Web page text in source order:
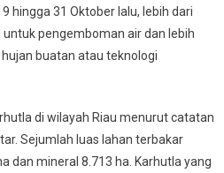
hingga 31 Oktober lalu, lebih dari
pengemboman air dan lebih
buatan atau teknologi
di wilayah Riau menurut catatan
Sejumlah luas lahan terbakar
dan mineral 8.713 ha. Karhutla yang